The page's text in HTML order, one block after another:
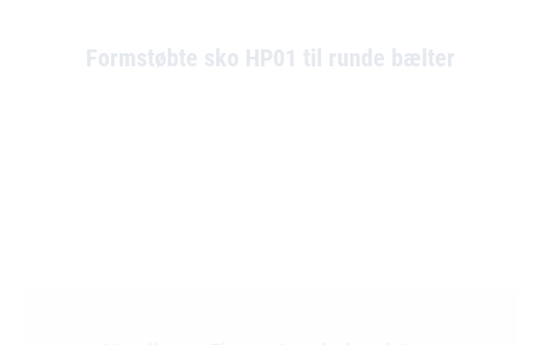
Formstøbte sko HP01 til runde bælter